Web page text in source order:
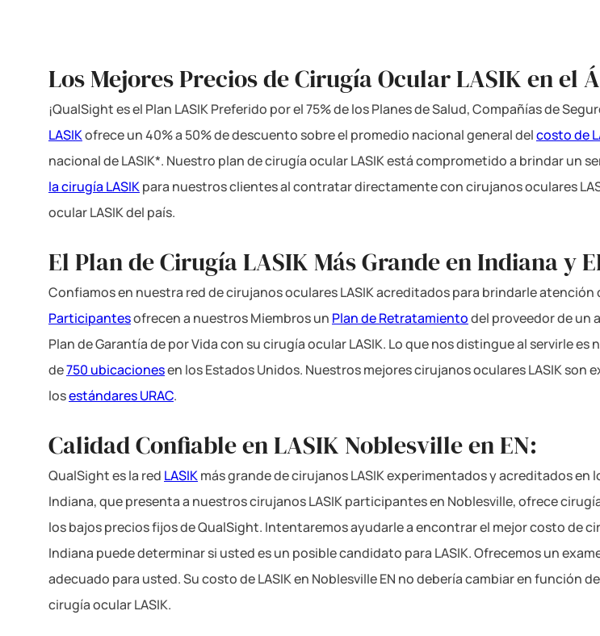
Los Mejores Precios de Cirugía Ocular LASIK en el
¡QualSight es el Plan LASIK Preferido por el 75% de los Planes de Salud, Compañías de
LASIKofrece un 40% a 50% de descuento sobre el promedio nacional general delcosto de
nacional de LASIK*. Nuestro plan de cirugía ocular LASIK está comprometido a brindar un
la cirugía LASIKpara nuestros clientes al contratar directamente con cirujanos oculares
ocular LASIK del país.
El Plan de Cirugía LASIK Más Grande en Indiana y
Confiamos en nuestra red de cirujanos oculares LASIK acreditados para brindarle
Participantesofrecen a nuestros Miembros un Plan de Retratamientodel proveedor de un
Plan de Garantía de por Vida con su cirugía ocular LASIK. Lo que nos distingue al servirle
de750 ubicacionesen los Estados Unidos. Nuestros mejores cirujanos oculares LASIK
losestándares URAC.
Calidad Confiable en LASIK Noblesville en EN:
QualSight es la red LASIKmás grande de cirujanos LASIK experimentados y acreditados
Indiana, que presenta a nuestros cirujanos LASIK participantes en Noblesville, ofrece
los bajos precios fijos de QualSight. Intentaremos ayudarle a encontrar el mejor costo de
Indiana puede determinar si usted es un posible candidato para LASIK. Ofrecemos un
adecuado para usted. Su costo de LASIK en Noblesville EN no debería cambiar en
cirugía ocular LASIK.